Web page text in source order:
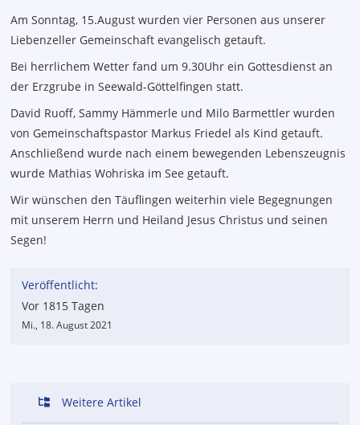
Am Sonntag, 15.August wurden vier Personen aus unserer
Liebenzeller Gemeinschaft evangelisch getauft.
Bei herrlichem Wetter fand um 9.30Uhr ein Gottesdienst an
der Erzgrube in Seewald-Göttelfingen statt.
David Ruoff, Sammy Hämmerle und Milo Barmettler wurden
von Gemeinschaftspastor Markus Friedel als Kind getauft.
Anschließend wurde nach einem bewegenden Lebenszeugnis
wurde Mathias Wohriska im See getauft.
Wir wünschen den Täuflingen weiterhin viele Begegnungen
mit unserem Herrn und Heiland Jesus Christus und seinen
Segen!
Veröffentlicht:
Vor 1815 Tagen
Mi., 18. August 2021
Weitere Artikel